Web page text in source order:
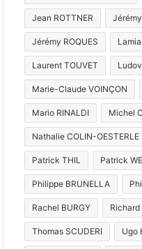
Jean ROTTNER
Jérémy ROQUES
Laurent TOUVET
Marie-Claude VOINÇON
Mario RINALDI Michel
Nathalie COLIN-OESTERLE
Patrick THIL Patrick
Philippe BRUNELLA
Rachel BURGY Richard
Thomas SCUDERI Ugo